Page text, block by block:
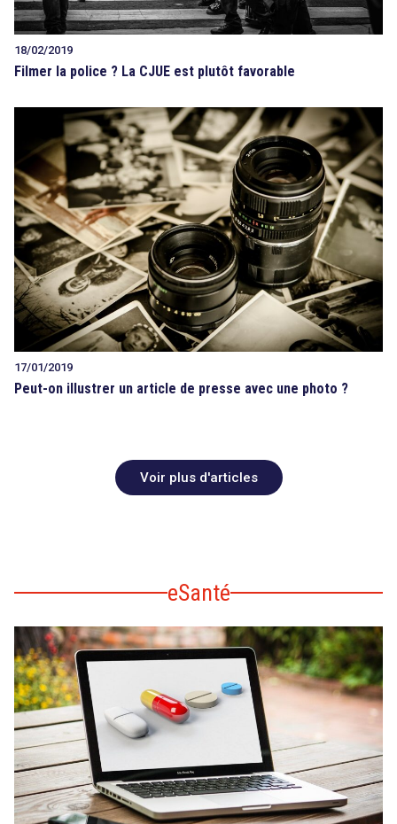
18/02/2019
Filmer la police ? La CJUE est plutôt favorable
17/01/2019
Peut-on illustrer un article de presse avec une photo ?
Voir plus d'articles
eSanté
search